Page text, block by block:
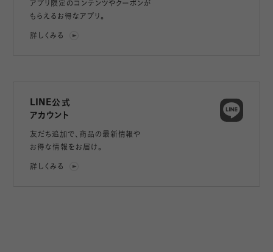
アプリ限定のコンテンツやクーポンが
もらえるお得なアプリ。
詳しくみる
LINE公式
アカウント
友だち追加で、 商品の最新情報や
お得な情報をお届け。
詳しくみる